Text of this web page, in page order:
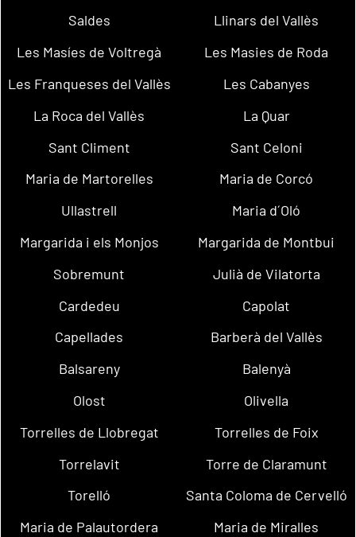
Saldes
Llinars del Vallès
Les Masíes de Voltregà
Les Masies de Roda
Les Franqueses del Vallès
Les Cabanyes
La Roca del Vallès
La Quar
Sant Climent
Sant Celoni
Maria de Martorelles
Maria de Corcó
Ullastrell
Maria d´Oló
Margarida i els Monjos
Margarida de Montbui
Sobremunt
Julià de Vilatorta
Cardedeu
Capolat
Capellades
Barberà del Vallès
Balsareny
Balenyà
Olost
Olivella
Torrelles de Llobregat
Torrelles de Foix
Torrelavit
Torre de Claramunt
Torelló
Santa Coloma de Cervelló
Maria de Palautordera
Maria de Miralles